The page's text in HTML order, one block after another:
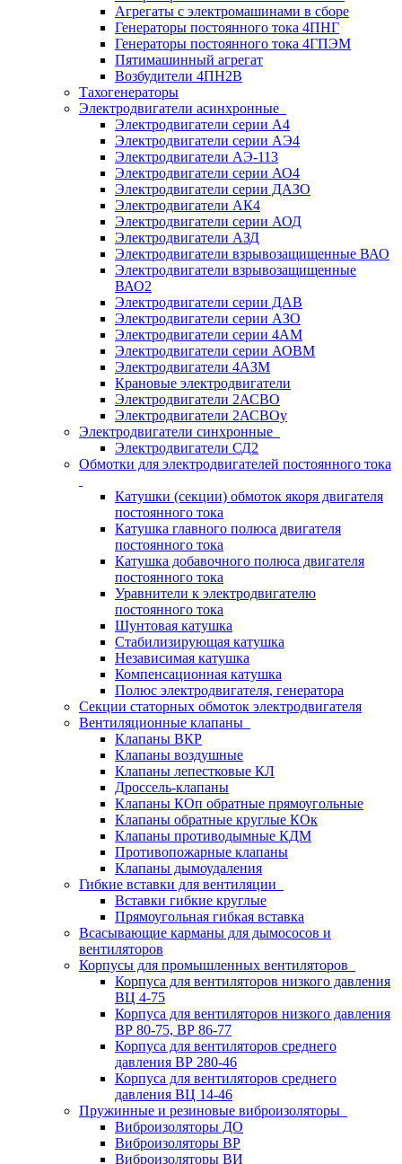
Агрегаты с электромашинами в сборе
Генераторы постоянного тока 4ПНГ
Генераторы постоянного тока 4ГПЭМ
Пятимашинный агрегат
Возбудители 4ПН2В
Тахогенераторы
Электродвигатели асинхронные
Электродвигатели серии А4
Электродвигатели серии АЭ4
Электродвигатели АЭ-113
Электродвигатели серии АО4
Электродвигатели серии ДАЗО
Электродвигатели АК4
Электродвигатели серии АОД
Электродвигатели АЗД
Электродвигатели взрывозащищенные ВАО
Электродвигатели взрывозащищенные
ВАО2
Электродвигатели серии ДАВ
Электродвигатели серии АЗО
Электродвигатели серии 4АМ
Электродвигатели серии АОВМ
Электродвигатели 4АЗМ
Крановые электродвигатели
Электродвигатели 2АСВО
Электродвигатели 2АСВОу
Электродвигатели синхронные
Электродвигатели СД2
Обмотки для электродвигателей постоянного тока
Катушки (секции) обмоток якоря двигателя
постоянного тока
Катушка главного полюса двигателя
постоянного тока
Катушка добавочного полюса двигателя
постоянного тока
Уравнители к электродвигателю
постоянного тока
Шунтовая катушка
Стабилизирующая катушка
Независимая катушка
Компенсационная катушка
Полюс электродвигателя, генератора
Секции статорных обмоток электродвигателя
Вентиляционные клапаны
Клапаны ВКР
Клапаны воздушные
Клапаны лепестковые КЛ
Дроссель-клапаны
Клапаны КОп обратные прямоугольные
Клапаны обратные круглые КОк
Клапаны противодымные КДМ
Противопожарные клапаны
Клапаны дымоудаления
Гибкие вставки для вентиляции
Вставки гибкие круглые
Прямоугольная гибкая вставка
Всасывающие карманы для дымососов и
вентиляторов
Корпусы для промышленных вентиляторов
Корпуса для вентиляторов низкого давления
ВЦ 4-75
Корпуса для вентиляторов низкого давления
ВР 80-75, ВР 86-77
Корпуса для вентиляторов среднего
давления ВР 280-46
Корпуса для вентиляторов среднего
давления ВЦ 14-46
Пружинные и резиновые виброизоляторы
Виброизоляторы ДО
Виброизоляторы ВР
Виброизоляторы ВИ